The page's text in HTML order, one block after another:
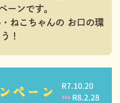
ーンです。
ねこちゃんの お口の環
！